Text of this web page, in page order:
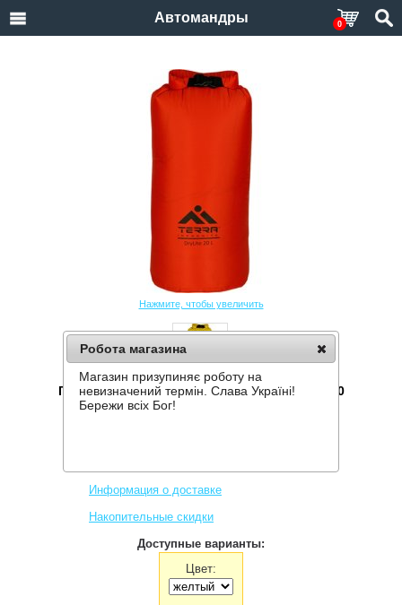
Автомандры 0
Нажмите, чтобы увеличить
ГЕРМОМЕШОК TERRA INCOGNITA DRYLITE 20
Информация о доставке
Накопительные скидки
Доступные варианты:
Цвет:
Робота магазина
Магазин призупиняє роботу на
невизначений термін. Слава Україні!
Бережи всіх Бог!